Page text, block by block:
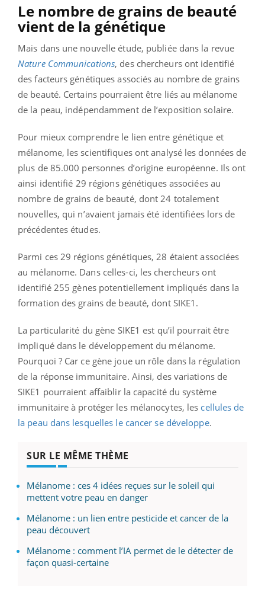
Le nombre de grains de beauté
vient de la génétique
Mais dans une nouvelle étude, publiée dans la revue
Nature Communications, des chercheurs ont identifié
des facteurs génétiques associés au nombre de grains
de beauté. Certains pourraient être liés au mélanome
de la peau, indépendamment de l’exposition solaire.
Pour mieux comprendre le lien entre génétique et
mélanome, les scientifiques ont analysé les données de
plus de 85.000 personnes d’origine européenne. Ils ont
ainsi identifié 29 régions génétiques associées au
nombre de grains de beauté, dont 24 totalement
nouvelles, qui n’avaient jamais été identifiées lors de
précédentes études.
Parmi ces 29 régions génétiques, 28 étaient associées
au mélanome. Dans celles-ci, les chercheurs ont
identifié 255 gènes potentiellement impliqués dans la
formation des grains de beauté, dont SIKE1.
La particularité du gène SIKE1 est qu’il pourrait être
impliqué dans le développement du mélanome.
Pourquoi ? Car ce gène joue un rôle dans la régulation
de la réponse immunitaire. Ainsi, des variations de
SIKE1 pourraient affaiblir la capacité du système
immunitaire à protéger les mélanocytes, les cellules de
la peau dans lesquelles le cancer se développe.
SUR LE MÊME THÈME
Mélanome : ces 4 idées reçues sur le soleil qui
mettent votre peau en danger
Mélanome : un lien entre pesticide et cancer de la
peau découvert
Mélanome : comment l’IA permet de le détecter de
façon quasi-certaine